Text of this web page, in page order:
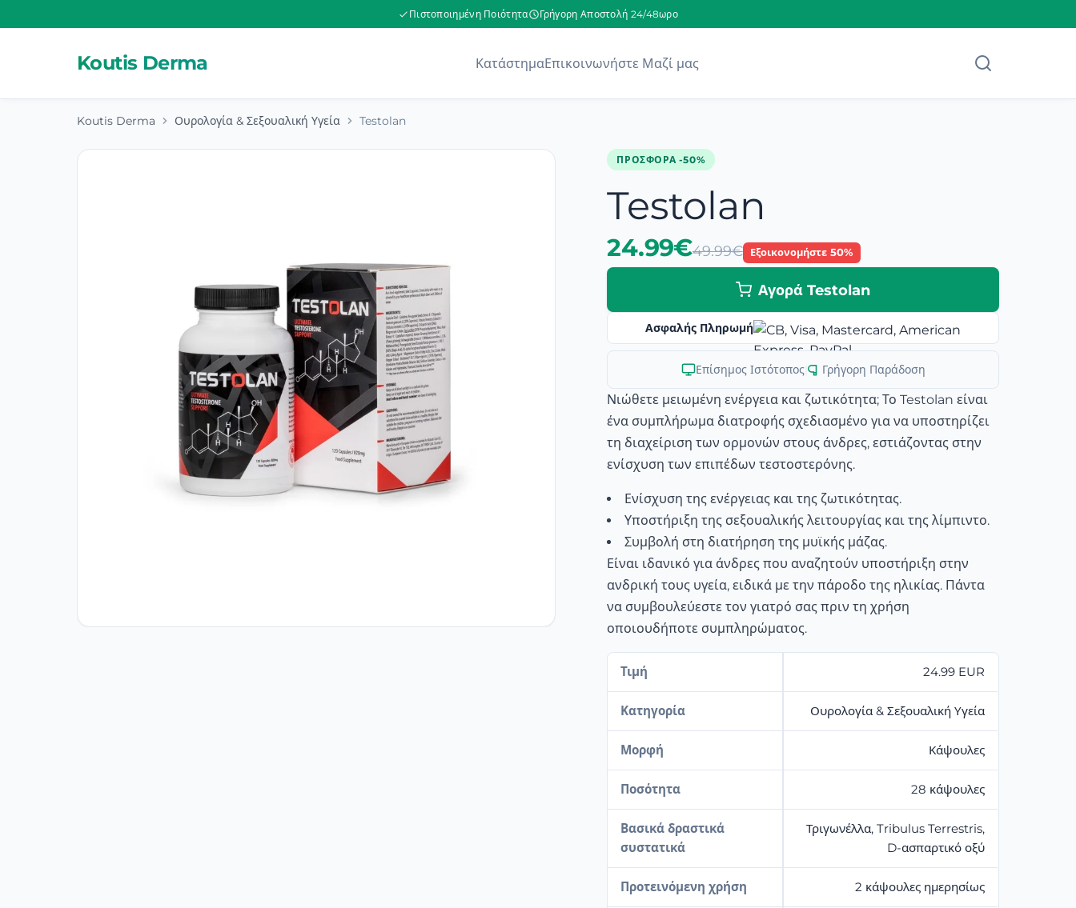
Πιστοποιημένη Ποιότητα Γρήγορη Αποστολή 24/48ωρο
Koutis Derma ΚατάστημαΕπικοινωνήστε Μαζί μας
Koutis Derma Ουρολογία & Σεξουαλική Υγεία Testolan
ΠΡΟΣΦΟΡΆ -50%
Testolan
24.99€49.99€ Εξοικονομήστε 50%
Αγορά Testolan
Ασφαλής Πληρωμή
Επίσημος Ιστότοπος| Γρήγορη Παράδοση
Νιώθετε μειωμένη ενέργεια και ζωτικότητα; Το Testolan είναι
ένα συμπλήρωμα διατροφής σχεδιασμένο για να υποστηρίζει
τη διαχείριση των ορμονών στους άνδρες, εστιάζοντας στην
ενίσχυση των επιπέδων τεστοστερόνης.
Ενίσχυση της ενέργειας και της ζωτικότητας.
Υποστήριξη της σεξουαλικής λειτουργίας και της λίμπιντο.
Συμβολή στη διατήρηση της μυϊκής μάζας.
Είναι ιδανικό για άνδρες που αναζητούν υποστήριξη στην
ανδρική τους υγεία, ειδικά με την πάροδο της ηλικίας. Πάντα
να συμβουλεύεστε τον γιατρό σας πριν τη χρήση
οποιουδήποτε συμπληρώματος.
Τιμή 24.99 EUR
Κατηγορία Ουρολογία & Σεξουαλική Υγεία
Μορφή Κάψουλες
Ποσότητα 28 κάψουλες
Βασικά δραστικά
συστατικά
Τριγωνέλλα, Tribulus Terrestris,
D-ασπαρτικό οξύ
Προτεινόμενη χρήση 2 κάψουλες ημερησίως